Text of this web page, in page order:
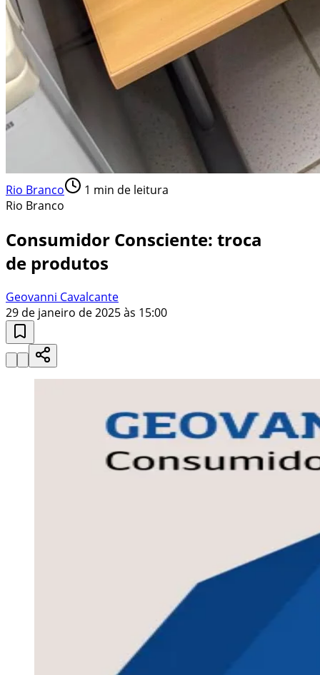
Rio Branco 1 min de leitura
Rio Branco
Consumidor Consciente: troca
de produtos
Geovanni Cavalcante
29 de janeiro de 2025 às 15:00